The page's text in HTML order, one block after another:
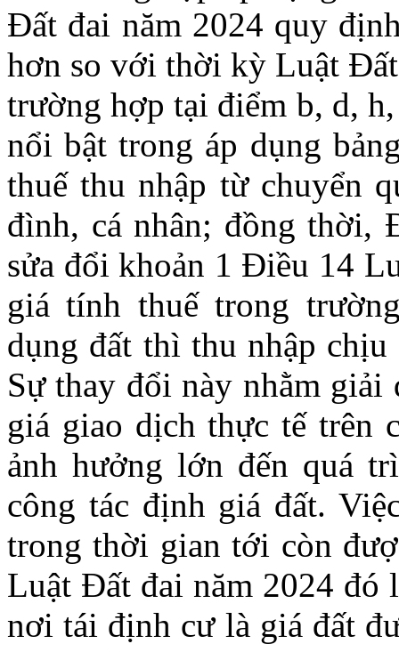
Đất đai năm 2024 quy
hơn so với thời kỳ Luật
trường hợp tại điểm b, d,
nổi bật trong áp dụng
thuế thu nhập từ chuyển
đình, cá nhân; đồng thời,
sửa đổi khoản 1 Điều 14
giá tính thuế trong
dụng đất thì thu nhập
Sự thay đổi này nhằm
giá giao dịch thực tế trên
ảnh hưởng lớn đến quá
công tác định giá đất.
trong thời gian tới còn
Luật Đất đai năm 2024 đó
nơi tái định cư là giá đất